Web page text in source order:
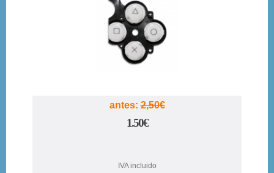
antes:2,50€
1.50€
IVA incluido